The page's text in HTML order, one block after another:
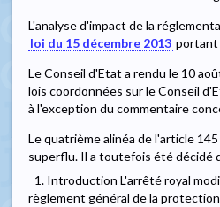
L'analyse d'impact de la
loi du 15 décembre 2013 portant
Le Conseil d'Etat a rendu le 10
lois coordonnées sur le Conseil
à l'exception du commentaire
Le quatrième alinéa de l'article
superflu. Il a toutefois été décidé
1. Introduction L'arrêté royal
règlement général de la